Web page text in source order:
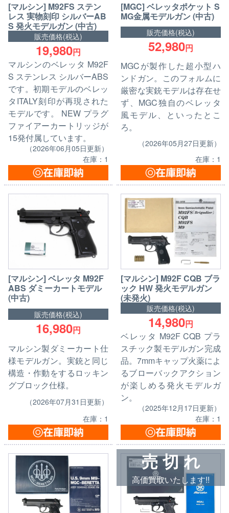
[マルシン] M92FS ステン
レス 実物刻印 シルバーAB
S 発火モデルガン (中古)
販売価格(税込)
19,980円
マルシンのベレッタ M92F
S ステンレス シルバーABS
です。初期モデルのベレッ
タITALY刻印が再現された
モデルです。 NEW プラグ
ファイアーカートリッジが
15発付属しています。
（2026年06月05日更新）
在庫：1
[MGC] ベレッタポケット S
MG金属モデルガン (中古)
販売価格(税込)
52,980円
MGCが製作した超小型ハ
ンドガン。このフォルムに
厳密な実銃モデルは存在せ
ず、MGC独自のベレッタ
風モデル、といったとこ
ろ。
（2026年05月27日更新）
在庫：1
[マルシン] ベレッタ M92F
ABS ダミーカートモデル
(中古)
販売価格(税込)
16,980円
マルシン製ダミーカート仕
様モデルガン。実銃と同じ
構造・作動をするロッキン
グブロック仕様。
（2026年07月31日更新）
在庫：1
[マルシン] M92F CQB ブラ
ック HW 発火モデルガン
(未発火)
販売価格(税込)
14,980円
ベレッタ M92F CQB プラ
スチック製モデルガン完成
品。7mmキャップ火薬によ
るブローバックアクション
が楽しめる発火モデルガ
ン。
（2025年12月17日更新）
在庫：1
売 切 れ
高価買取いたします!!